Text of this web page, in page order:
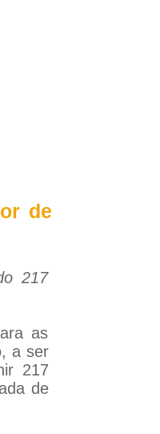
de
217
as
a ser
217
de